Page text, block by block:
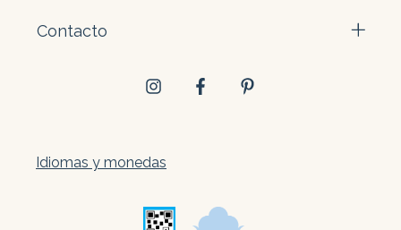
Contacto
Idiomas y monedas